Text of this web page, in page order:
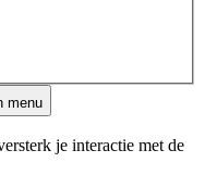
menu
je interactie met de